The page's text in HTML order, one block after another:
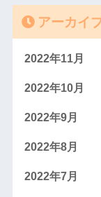
アーカイ
2022年11月
2022年10月
2022年9月
2022年8月
2022年7月